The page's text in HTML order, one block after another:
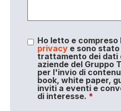
Ho letto e compreso
privacye sono
trattamento dei dati
aziende del Gruppo
per l'invio di
book, white paper,
inviti a eventi e
di interesse. *